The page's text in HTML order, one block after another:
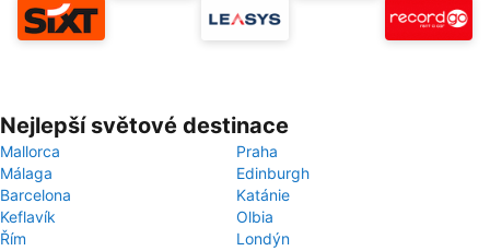
Nejlepší světové destinace
Mallorca
Praha
Málaga
Edinburgh
Barcelona
Katánie
Keflavík
Olbia
Řím
Londýn